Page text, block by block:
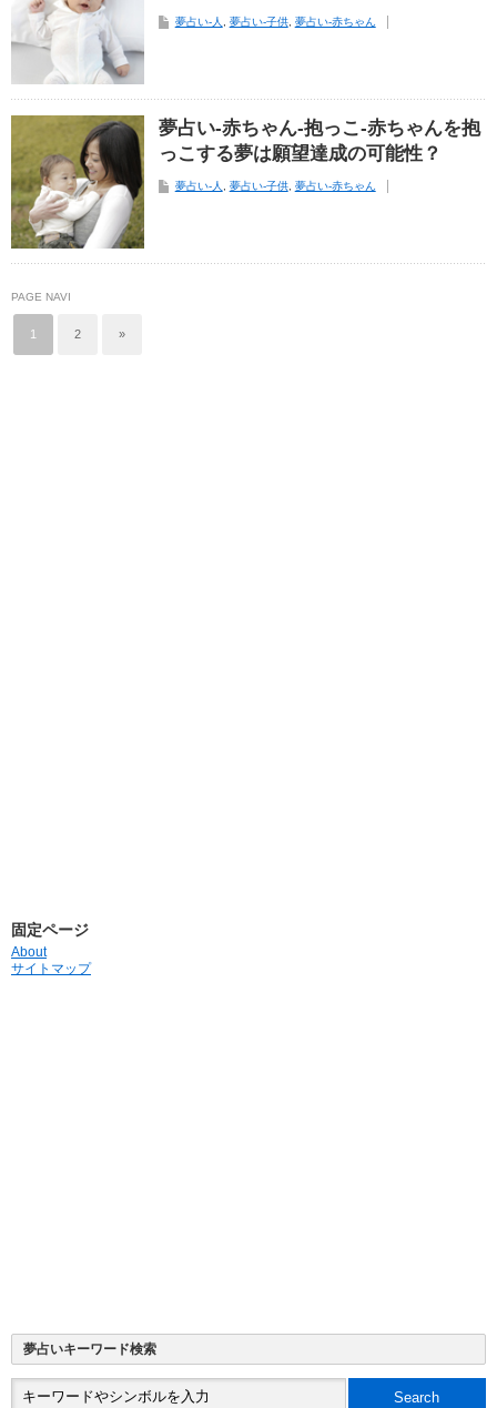
夢占い-人 夢占い-子供, 夢占い-赤ちゃん
夢占い-赤ちゃん-抱っこ-赤ちゃんを抱
っこする夢は願望達成の可能性？
夢占い-人 夢占い-子供, 夢占い-赤ちゃん
PAGE NAVI
1 2 »
固定ページ
About
サイトマップ
夢占いキーワード検索